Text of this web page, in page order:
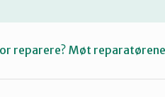
reparere? Møt reparatørene